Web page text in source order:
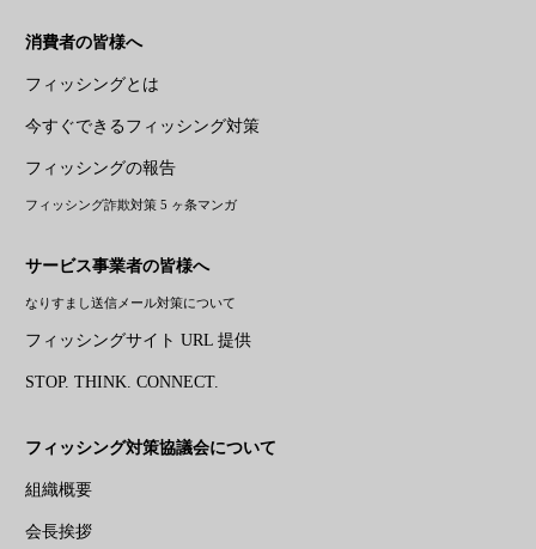
消費者の皆様へ
フィッシングとは
今すぐできるフィッシング対策
フィッシングの報告
フィッシング詐欺対策 5 ヶ条マンガ
サービス事業者の皆様へ
なりすまし送信メール対策について
フィッシングサイト URL 提供
STOP. THINK. CONNECT.
フィッシング対策協議会について
組織概要
会長挨拶